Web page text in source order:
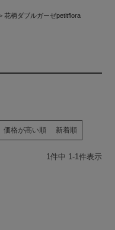
花柄ダブルガーゼpetitflora
価格が高い順 新着順
1件中 1-1件表示